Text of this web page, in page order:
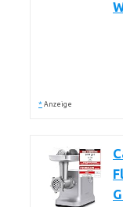
* Anzeige